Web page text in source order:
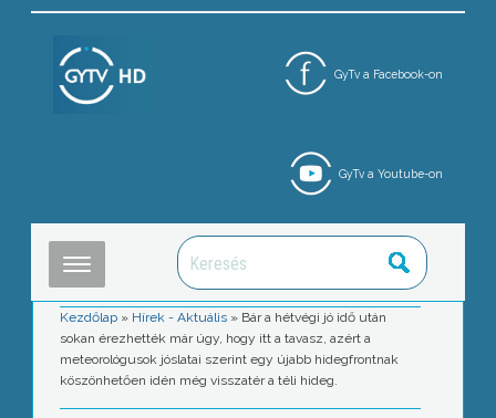
GyTv a Facebook-on
GyTv a Youtube-on
Kezdőlap » Hírek - Aktuális » Bár a hétvégi jó idő után
sokan érezhették már úgy, hogy itt a tavasz, azért a
meteorológusok jóslatai szerint egy újabb hidegfrontnak
köszönhetően idén még visszatér a téli hideg.